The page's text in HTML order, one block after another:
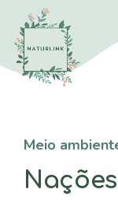
Saltar
para
conteúdo
Meio